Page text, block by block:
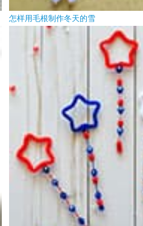
怎样用毛根制作冬天的雪